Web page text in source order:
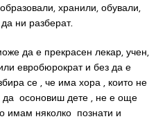
хранили, обували,
ни разберат.
да е прекрасен лекар, учен,
евробюрократ и без да е
се , че има хора , които не
да осоновиш дете , не е още
имам няколко познати и